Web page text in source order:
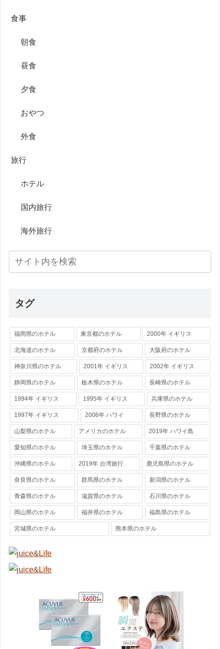
食事
朝食
昼食
夕食
おやつ
外食
旅行
ホテル
国内旅行
海外旅行
タグ
福岡県のホテル 東京都のホテル 2000年 イギリス
北海道のホテル 京都府のホテル 大阪府のホテル
神奈川県のホテル 2001年 イギリス 2002年 イギリス
静岡県のホテル 栃木県のホテル 長崎県のホテル
1994年 イギリス 1995年 イギリス 兵庫県のホテル
1997年 イギリス 2006年 ハワイ 長野県のホテル
山梨県のホテル アメリカのホテル 2019年 ハワイ島
愛知県のホテル 埼玉県のホテル 千葉県のホテル
沖縄県のホテル 2019年 台湾旅行 鹿児島県のホテル
奈良県のホテル 群馬県のホテル 新潟県のホテル
青森県のホテル 滋賀県のホテル 石川県のホテル
岡山県のホテル 福井県のホテル 福島県のホテル
宮城県のホテル 熊本県のホテル